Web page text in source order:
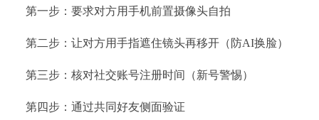
第一步：要求对方用手机前置摄像头自拍
第二步：让对方用手指遮住镜头再移开（防AI换脸）
第三步：核对社交账号注册时间（新号警惕）
第四步：通过共同好友侧面验证